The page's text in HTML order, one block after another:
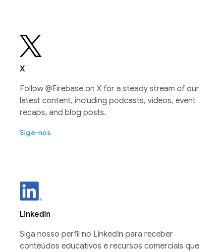
X
Follow @Firebase on X for a steady stream of our
latest content, including podcasts, videos, event
recaps, and blog posts.
Siga-nos
LinkedIn
Siga nosso perfil no LinkedIn para receber
conteúdos educativos e recursos comerciais que